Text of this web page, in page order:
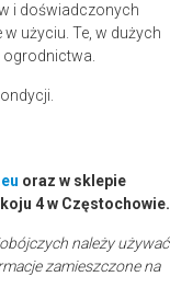
i doświadczonych
użyciu. Te, w dużych
ogrodnictwa.
oraz w sklepie
4 w Częstochowie.
należy używać
zamieszczone na